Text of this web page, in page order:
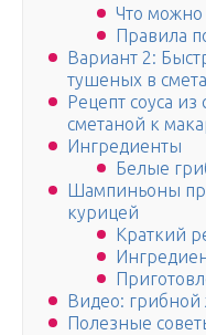
Что можно
Правила
Вариант 2:
тушеных в
Рецепт соуса
сметаной к
Ингредиенты
Белые
Шампиньоны
курицей
Краткий
Видео: грибной
Полезные